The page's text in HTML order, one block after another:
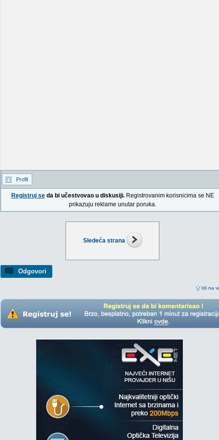
Sledeća strana
Odgovori
Idi na
Profil
Registruj seda bi učestvovao u diskusiji.Registrovanim korisnicima se NE
prikazuju reklame unutar poruka.